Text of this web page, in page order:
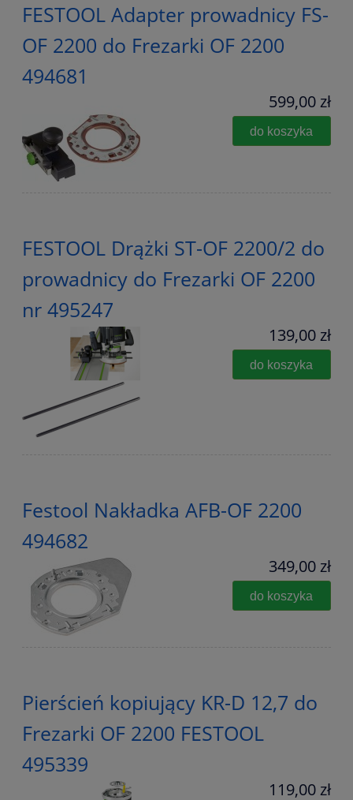
FESTOOL Adapter prowadnicy FS-
OF 2200 do Frezarki OF 2200
494681
599,00 zł
do koszyka
FESTOOL Drążki ST-OF 2200/2 do
prowadnicy do Frezarki OF 2200
nr 495247
139,00 zł
do koszyka
Festool Nakładka AFB-OF 2200
494682
349,00 zł
do koszyka
Pierścień kopiujący KR-D 12,7 do
Frezarki OF 2200 FESTOOL
495339
119,00 zł